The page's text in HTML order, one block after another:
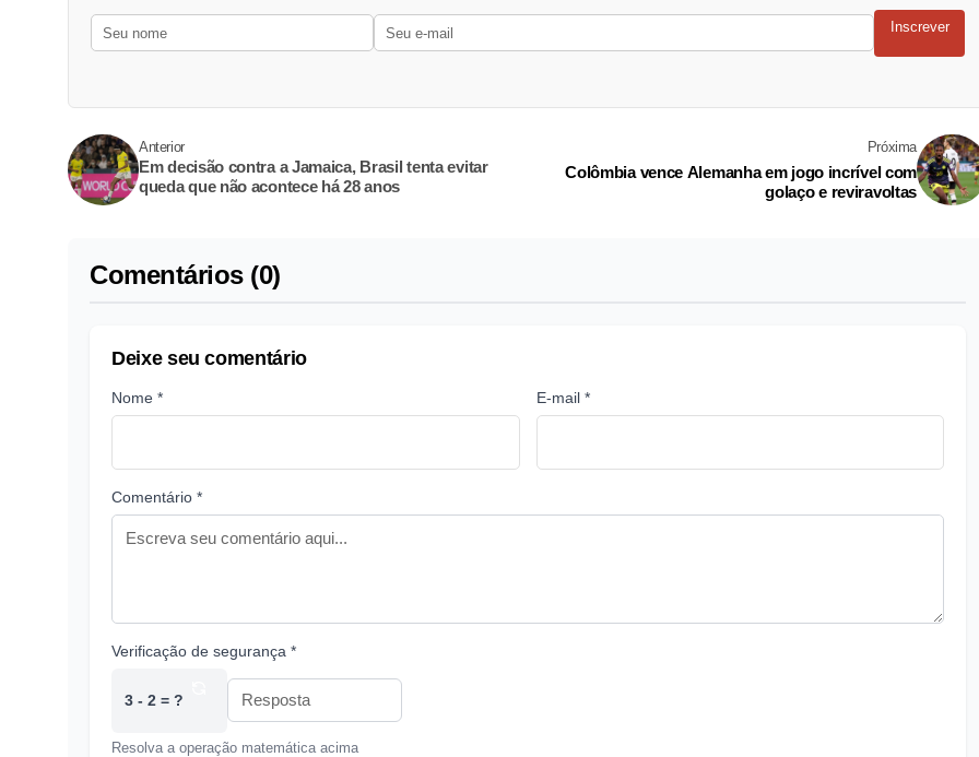
Inscrever
Anterior
Em decisão contra a Jamaica, Brasil tenta evitar
queda que não acontece há 28 anos
Próxima
Colômbia vence Alemanha em jogo incrível com
golaço e reviravoltas
Comentários (0)
Deixe seu comentário
Nome * E-mail *
Comentário *
Verificação de segurança *
3 - 2 = ?
Resolva a operação matemática acima